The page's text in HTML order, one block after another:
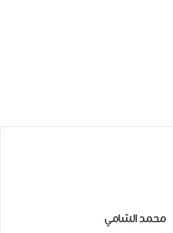
محمد الشامي